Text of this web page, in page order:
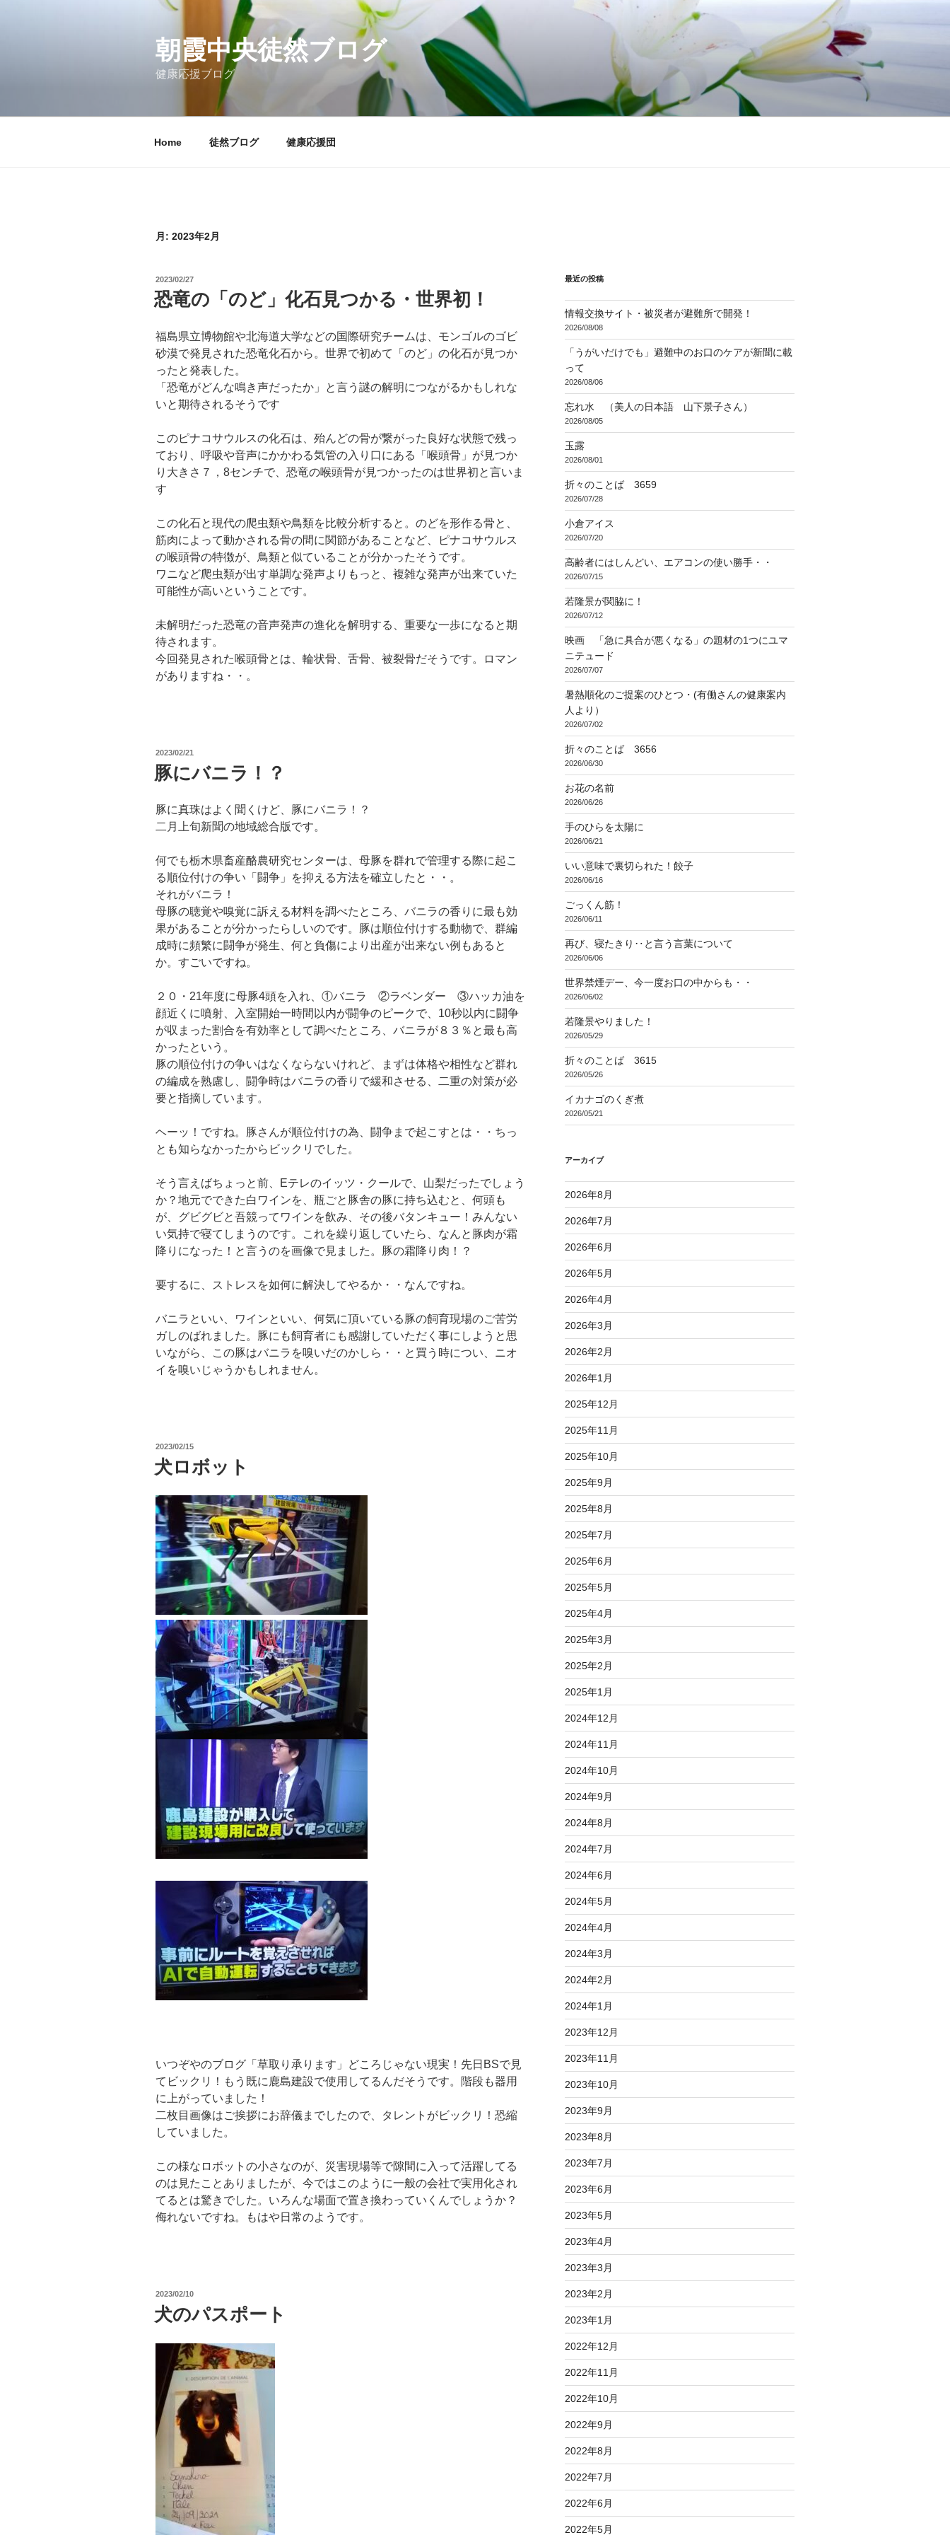
朝霞中央徒然ブログ
健康応援ブログ
Home 徒然ブログ 健康応援団
月: 2023年2月
投
稿
日:
2023/02/27
恐竜の「のど」化石見つかる・世界初！
福島県立博物館や北海道大学などの国際研究チームは、モンゴルのゴビ
砂漠で発見された恐竜化石から。世界で初めて「のど」の化石が見つか
ったと発表した。
「恐竜がどんな鳴き声だったか」と言う謎の解明につながるかもしれな
いと期待されるそうです
このピナコサウルスの化石は、殆んどの骨が繋がった良好な状態で残っ
ており、呼吸や音声にかかわる気管の入り口にある「喉頭骨」が見つか
り大きさ７，8センチで、恐竜の喉頭骨が見つかったのは世界初と言いま
す
この化石と現代の爬虫類や鳥類を比較分析すると。のどを形作る骨と、
筋肉によって動かされる骨の間に関節があることなど、ピナコサウルス
の喉頭骨の特徴が、鳥類と似ていることが分かったそうです。
ワニなど爬虫類が出す単調な発声よりもっと、複雑な発声が出来ていた
可能性が高いということです。
未解明だった恐竜の音声発声の進化を解明する、重要な一歩になると期
待されます。
今回発見された喉頭骨とは、輪状骨、舌骨、被裂骨だそうです。ロマン
がありますね・・。
投
稿
日:
2023/02/21
豚にバニラ！？
豚に真珠はよく聞くけど、豚にバニラ！？
二月上旬新聞の地域総合版です。
何でも栃木県畜産酪農研究センターは、母豚を群れで管理する際に起こ
る順位付けの争い「闘争」を抑える方法を確立したと・・。
それがバニラ！
母豚の聴覚や嗅覚に訴える材料を調べたところ、バニラの香りに最も効
果があることが分かったらしいのです。豚は順位付けする動物で、群編
成時に頻繁に闘争が発生、何と負傷により出産が出来ない例もあると
か。すごいですね。
２０・21年度に母豚4頭を入れ、①バニラ ②ラベンダー ③ハッカ油を
顔近くに噴射、入室開始一時間以内が闘争のピークで、10秒以内に闘争
が収まった割合を有効率として調べたところ、バニラが８３％と最も高
かったという。
豚の順位付けの争いはなくならないけれど、まずは体格や相性など群れ
の編成を熟慮し、闘争時はバニラの香りで緩和させる、二重の対策が必
要と指摘しています。
ヘーッ！ですね。豚さんが順位付けの為、闘争まで起こすとは・・ちっ
とも知らなかったからビックリでした。
そう言えばちょっと前、Eテレのイッツ・クールで、山梨だったでしょう
か？地元でできた白ワインを、瓶ごと豚舎の豚に持ち込むと、何頭も
が、グビグビと吾競ってワインを飲み、その後バタンキュー！みんない
い気持で寝てしまうのです。これを繰り返していたら、なんと豚肉が霜
降りになった！と言うのを画像で見ました。豚の霜降り肉！？
要するに、ストレスを如何に解決してやるか・・なんですね。
バニラといい、ワインといい、何気に頂いている豚の飼育現場のご苦労
ガしのばれました。豚にも飼育者にも感謝していただく事にしようと思
いながら、この豚はバニラを嗅いだのかしら・・と買う時につい、ニオ
イを嗅いじゃうかもしれません。
投
稿
日:
2023/02/15
犬ロボット
いつぞやのブログ「草取り承ります」どころじゃない現実！先日BSで見
てビックリ！もう既に鹿島建設で使用してるんだそうです。階段も器用
に上がっていました！
二枚目画像はご挨拶にお辞儀までしたので、タレントがビックリ！恐縮
していました。
この様なロボットの小さなのが、災害現場等で隙間に入って活躍してる
のは見たことありましたが、今ではこのように一般の会社で実用化され
てるとは驚きでした。 いろんな場面で置き換わっていくんでしょうか？
侮れないですね。もはや日常のようです。
投
稿
日:
2023/02/10
犬のパスポート
最近の投稿
情報交換サイト・被災者が避難所で開発！
2026/08/08
「うがいだけでも」避難中のお口のケアが新聞に載
って
2026/08/06
忘れ水 （美人の日本語 山下景子さん）
2026/08/05
玉露
2026/08/01
折々のことば 3659
2026/07/28
小倉アイス
2026/07/20
高齢者にはしんどい、エアコンの使い勝手・・
2026/07/15
若隆景が関脇に！
2026/07/12
映画 「急に具合が悪くなる」の題材の1つにユマ
ニテュード
2026/07/07
暑熱順化のご提案のひとつ・(有働さんの健康案内
人より）
2026/07/02
折々のことば 3656
2026/06/30
お花の名前
2026/06/26
手のひらを太陽に
2026/06/21
いい意味で裏切られた！餃子
2026/06/16
ごっくん筋！
2026/06/11
再び、寝たきり‥と言う言葉について
2026/06/06
世界禁煙デー、今一度お口の中からも・・
2026/06/02
若隆景やりました！
2026/05/29
折々のことば 3615
2026/05/26
イカナゴのくぎ煮
2026/05/21
アーカイブ
2026年8月
2026年7月
2026年6月
2026年5月
2026年4月
2026年3月
2026年2月
2026年1月
2025年12月
2025年11月
2025年10月
2025年9月
2025年8月
2025年7月
2025年6月
2025年5月
2025年4月
2025年3月
2025年2月
2025年1月
2024年12月
2024年11月
2024年10月
2024年9月
2024年8月
2024年7月
2024年6月
2024年5月
2024年4月
2024年3月
2024年2月
2024年1月
2023年12月
2023年11月
2023年10月
2023年9月
2023年8月
2023年7月
2023年6月
2023年5月
2023年4月
2023年3月
2023年2月
2023年1月
2022年12月
2022年11月
2022年10月
2022年9月
2022年8月
2022年7月
2022年6月
2022年5月